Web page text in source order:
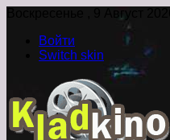
Воскресенье , 9 Август 2026
Войти
Switch skin